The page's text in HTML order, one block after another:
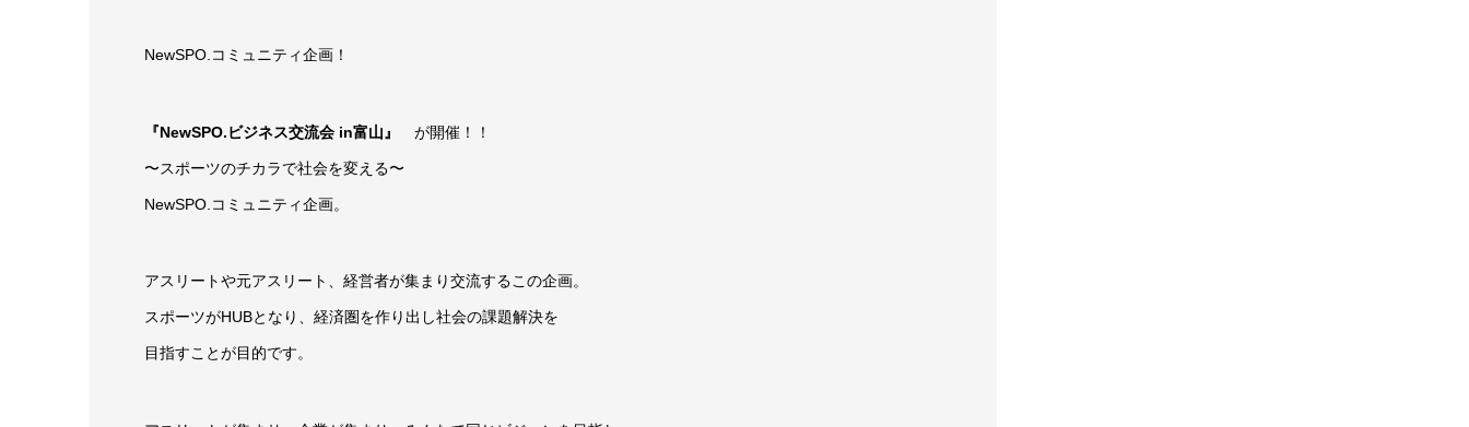
NewSPO.コミュニティ企画！
『NewSPO.ビジネス交流会 in富山』 が開催！！
〜スポーツのチカラで社会を変える〜
NewSPO.コミュニティ企画。
アスリートや元アスリート、経営者が集まり交流するこの企画。
スポーツがHUBとなり、経済圏を作り出し社会の課題解決を
目指すことが目的です。